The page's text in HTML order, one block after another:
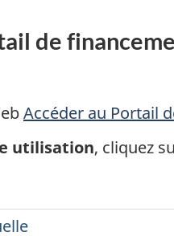
de
Accéder au Portail
utilisation, cliquez